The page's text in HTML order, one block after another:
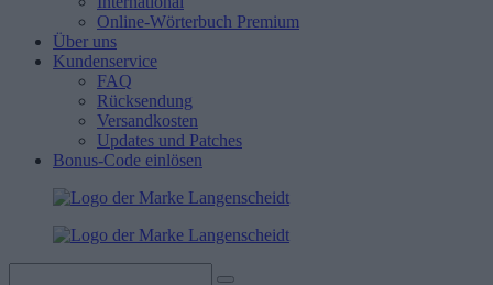
Online-Wörterbuch Premium
Über uns
Kundenservice
FAQ
Rücksendung
Versandkosten
Updates und Patches
Bonus-Code einlösen